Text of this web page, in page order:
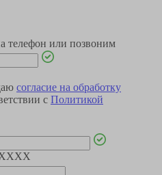
телефон или позвоним
согласие на обработку
с Политикой